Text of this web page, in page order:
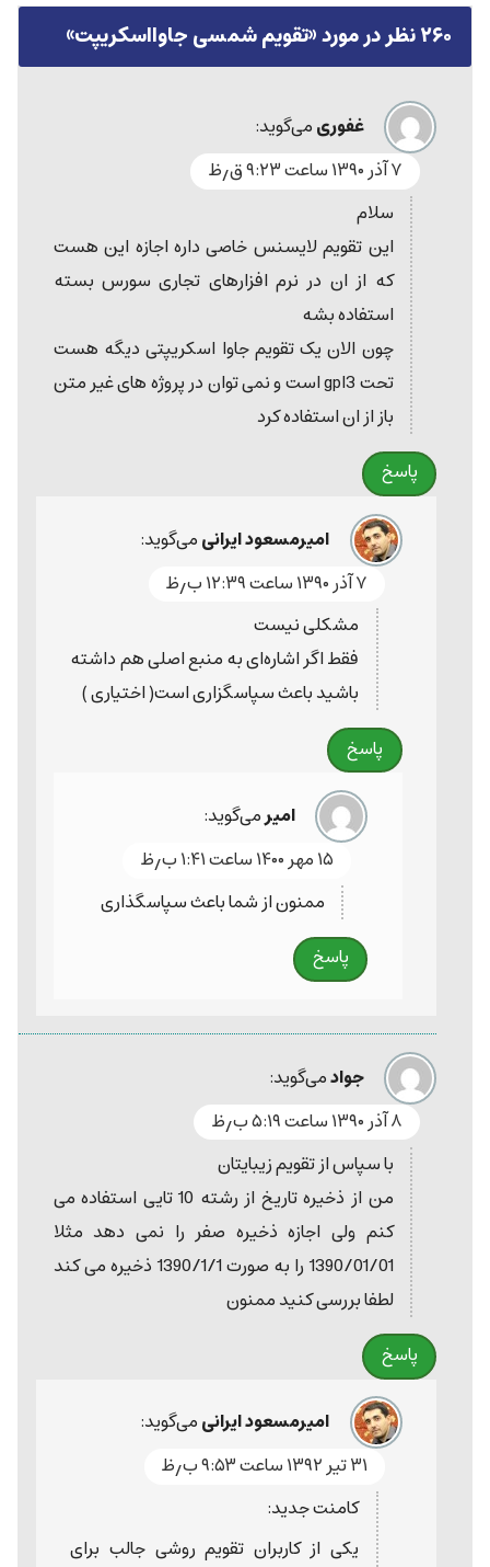
۲۶۰ نظر در مورد « تقویم شمسی جاوااسکریپت»
غفوریمی‌گوید:
۷ آذر ۱۳۹۰ ساعت ۹:۲۳ ق٫ظ
سلام
این تقویم لایسنس خاصی داره اجازه این هست
که از ان در نرم افزارهای تجاری سورس بسته
استفاده بشه
چون الان یک تقویم جاوا اسکریپتی دیگه هست
تحت gpl3 است و نمی توان در پروژه های غیر متن
باز از ان استفاده کرد
پاسخ
امیرمسعود ایرانیمی‌گوید:
۷ آذر ۱۳۹۰ ساعت ۱۲:۳۹ ب٫ظ
مشکلی نیست
فقط اگر اشاره‌ای به منبع اصلی هم داشته
باشید باعث سپاسگزاری است( اختیاری )
پاسخ
امیرمی‌گوید:
۱۵ مهر ۱۴۰۰ ساعت ۱:۴۱ ب٫ظ
ممنون از شما باعث سپاسگذاری
پاسخ
جوادمی‌گوید:
۸ آذر ۱۳۹۰ ساعت ۵:۱۹ ب٫ظ
با سپاس از تقویم زیبایتان
من از ذخیره تاریخ از رشته 10 تایی استفاده می
كنم ولی اجازه ذخیره صفر را نمی دهد مثلا
1390/01/01 را به صورت 1390/1/1 ذخیره می كند
لطفا بررسی كنید ممنون
پاسخ
امیرمسعود ایرانیمی‌گوید:
۳۱ تیر ۱۳۹۲ ساعت ۹:۵۳ ب٫ظ
کامنت جدید:
یکی از کاربران تقویم روشی جالب برای